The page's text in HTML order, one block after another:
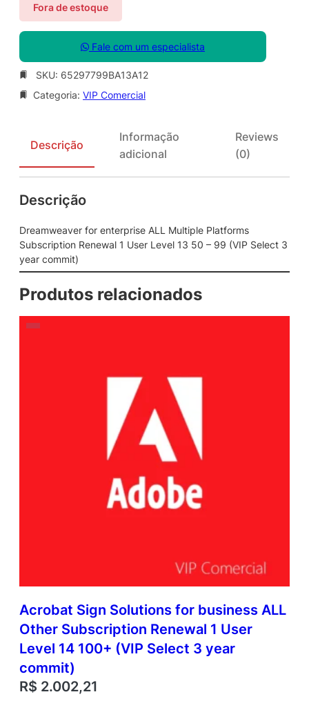
Fora de estoque
Fale com um especialista
SKU: 65297799BA13A12
Categoria: VIP Comercial
Descrição
Informação
adicional
Reviews
(0)
Descrição
Dreamweaver for enterprise ALL Multiple Platforms
Subscription Renewal 1 User Level 13 50 – 99 (VIP Select 3
year commit)
Produtos relacionados
Acrobat Sign Solutions for business ALL
Other Subscription Renewal 1 User
Level 14 100+ (VIP Select 3 year
commit)
R$ 2.002,21